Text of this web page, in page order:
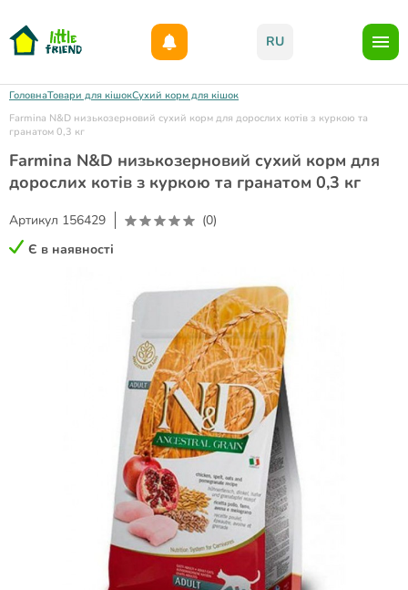
RU
ГоловнаТовари для кішокСухий корм для кішок
Farmina N&D низькозерновий сухий корм для дорослих котів з куркою та
гранатом 0,3 кг
Farmina N&D низькозерновий сухий корм для
дорослих котів з куркою та гранатом 0,3 кг
Артикул 156429
(0)
Є в наявності